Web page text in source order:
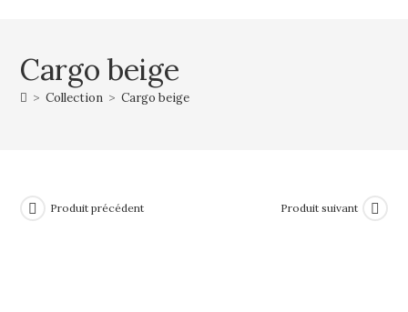
Cargo beige
> Collection > Cargo beige
Produit précédent Produit suivant